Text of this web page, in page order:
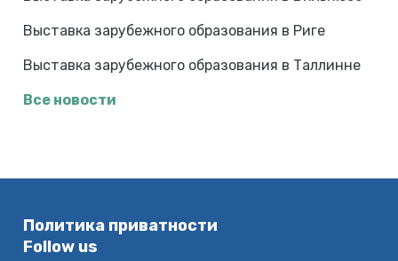
Выставка зарубежного образования в Риге
Выставка зарубежного образования в Таллинне
Все новости
Политика приватности
Follow us